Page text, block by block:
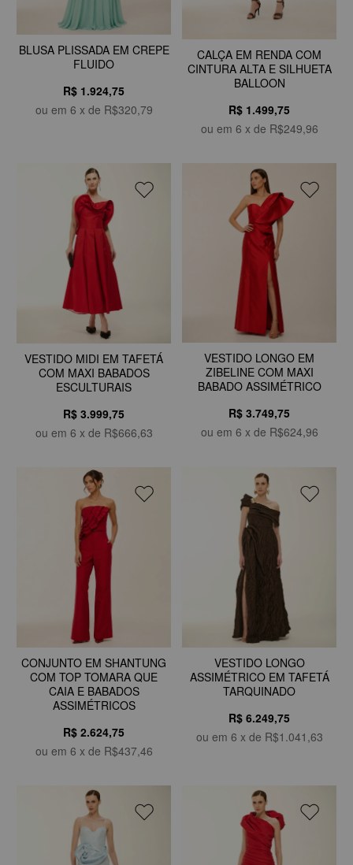
BLUSA PLISSADA EM CREPE
FLUIDO
R$ 1.924,75
ou em 6 x de R$320,79
CALÇA EM RENDA COM
CINTURA ALTA E SILHUETA
BALLOON
R$ 1.499,75
ou em 6 x de R$249,96
VESTIDO MIDI EM TAFETÁ
COM MAXI BABADOS
ESCULTURAIS
R$ 3.999,75
ou em 6 x de R$666,63
VESTIDO LONGO EM
ZIBELINE COM MAXI
BABADO ASSIMÉTRICO
R$ 3.749,75
ou em 6 x de R$624,96
CONJUNTO EM SHANTUNG
COM TOP TOMARA QUE
CAIA E BABADOS
ASSIMÉTRICOS
R$ 2.624,75
ou em 6 x de R$437,46
VESTIDO LONGO
ASSIMÉTRICO EM TAFETÁ
TARQUINADO
R$ 6.249,75
ou em 6 x de R$1.041,63